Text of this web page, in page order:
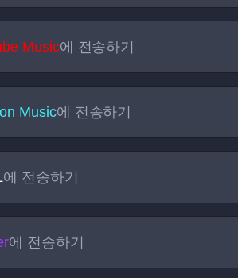
Music에 전송하기
Music에 전송하기
에 전송하기
에 전송하기